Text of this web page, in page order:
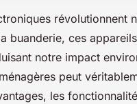
révolutionnent
buanderie, ces
notre impact
peut
les